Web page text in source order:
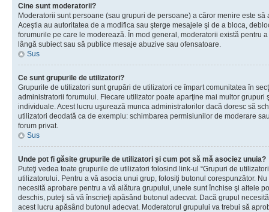
Cine sunt moderatorii?
Moderatorii sunt persoane (sau grupuri de persoane) a căror menire este
Aceştia au autoritatea de a modifica sau şterge mesajele şi de a bloca,
forumurile pe care le moderează. În mod general, moderatorii există pentru
lângă subiect sau să publice mesaje abuzive sau ofensatoare.
Sus
Ce sunt grupurile de utilizatori?
Grupurile de utilizatori sunt grupări de utilizatori ce împart comunitatea în
administratorii forumului. Fiecare utilizator poate aparţine mai multor grupuri
individuale. Acest lucru uşurează munca administratorilor dacă doresc să
utilizatori deodată ca de exemplu: schimbarea permisiunilor de moderare
forum privat.
Sus
Unde pot fi găsite grupurile de utilizatori şi cum pot să mă asociez unuia?
Puteţi vedea toate grupurile de utilizatori folosind link-ul “Grupuri de
utilizatorului. Pentru a vă asocia unui grup, folosiţi butonul corespunzător.
necesită aprobare pentru a vă alătura grupului, unele sunt închise şi altele
deschis, puteţi să vă înscrieţi apăsând butonul adecvat. Dacă grupul
acest lucru apăsând butonul adecvat. Moderatorul grupului va trebui să